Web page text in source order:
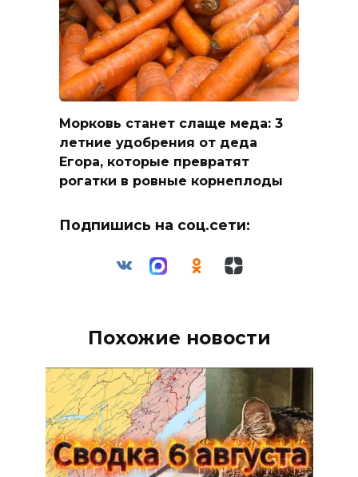
Морковь станет слаще меда: 3
летние удобрения от деда
Егора, которые превратят
рогатки в ровные корнеплоды
Подпишись на соц.сети:
Похожие новости